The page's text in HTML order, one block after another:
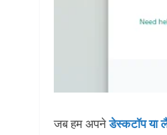
जब हम अपनेडेस्कटॉप या